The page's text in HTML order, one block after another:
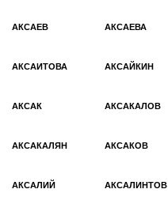
АКСАЕВ АКСАЕВА
АКСАИТОВА АКСАЙКИН
АКСАК АКСАКАЛОВ
АКСАКАЛЯН АКСАКОВ
АКСАЛИЙ АКСАЛИНТОВ